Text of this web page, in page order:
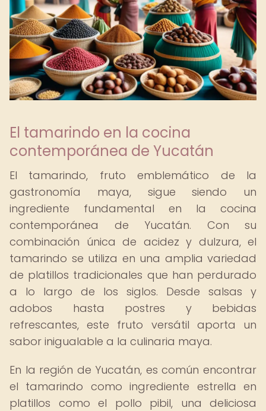
El tamarindo en la cocina
contemporánea de Yucatán
El tamarindo, fruto emblemático de la
gastronomía maya, sigue siendo un
ingrediente fundamental en la cocina
contemporánea de Yucatán. Con su
combinación única de acidez y dulzura, el
tamarindo se utiliza en una amplia variedad
de platillos tradicionales que han perdurado
a lo largo de los siglos. Desde salsas y
adobos hasta postres y bebidas
refrescantes, este fruto versátil aporta un
sabor inigualable a la culinaria maya.
En la región de Yucatán, es común encontrar
el tamarindo como ingrediente estrella en
platillos como el pollo pibil, una deliciosa